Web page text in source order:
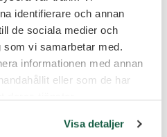
identifierare och annan
de sociala medier och
vi samarbetar med.
informationen med annan
eller som de har
Visa detaljer
med oss här!
som seniorkonsult på Signpost.